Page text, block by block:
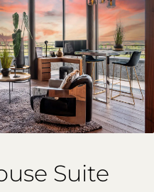
Suite